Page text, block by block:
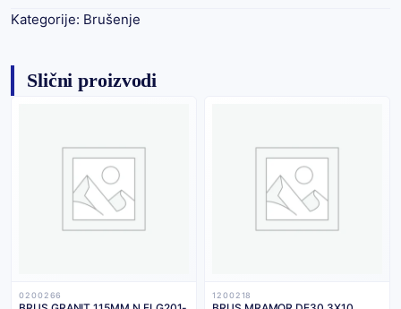
Kategorije: Brušenje
Slični proizvodi
0200266 1200218